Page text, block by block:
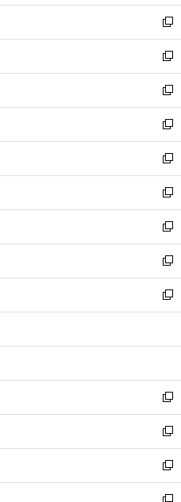
開
く
ウ
で
開
く
ン
ド
ウ
で
開
く
し
い
ウ
ィ
ン
ド
ウ
で
開
く
新
し
い
ウ
ィ
ン
ド
ウ
で
開
く
新
し
い
ウ
ィ
ン
ド
ウ
で
開
く
新
し
い
ウ
ィ
ン
ド
ウ
で
開
く
新
し
い
ウ
ィ
ン
ド
ウ
で
開
く
新
し
い
ウ
ィ
ン
ド
ウ
で
開
新
し
い
ウ
ィ
ン
ド
ウ
開
新
し
い
ウ
ィ
ン
ウ
開
く
新
し
い
ウ
ン
ウ
で
開
く
新
し
ウ
ン
ド
ウ
で
開
く
新
し
い
ウ
ィ
ン
新
し
い
ウ
新
し